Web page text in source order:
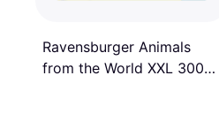
Ravensburger Animals
from the World XXL 300